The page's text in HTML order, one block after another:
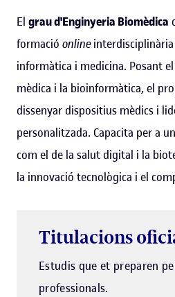
El grau d'Enginyeria Biomèdica
formació online
informàtica i medicina. Posant
mèdica i la bioinformàtica, el
dissenyar dispositius mèdics i
personalitzada. Capacita per a
com el de la salut digital i la
la innovació tecnològica i el
Titulacions
Estudis que et preparen
professionals.